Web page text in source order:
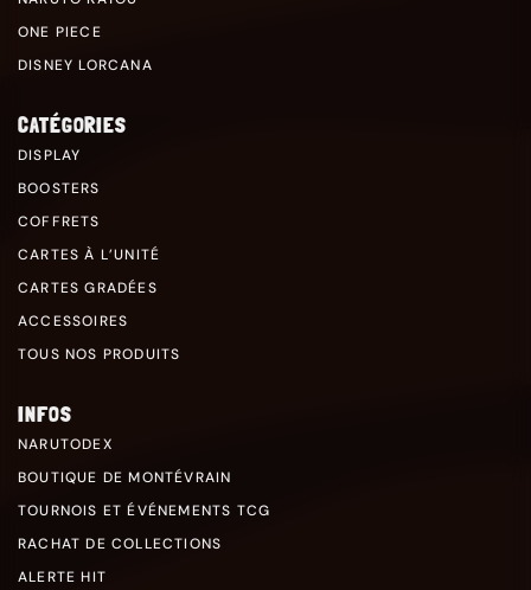
ONE PIECE
DISNEY LORCANA
CATÉGORIES
DISPLAY
BOOSTERS
COFFRETS
CARTES À L’UNITÉ
CARTES GRADÉES
ACCESSOIRES
TOUS NOS PRODUITS
INFOS
NARUTODEX
BOUTIQUE DE MONTÉVRAIN
TOURNOIS ET ÉVÉNEMENTS TCG
RACHAT DE COLLECTIONS
ALERTE HIT